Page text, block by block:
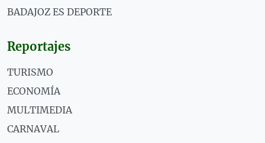
BADAJOZ ES DEPORTE
Reportajes
TURISMO
ECONOMÍA
MULTIMEDIA
CARNAVAL